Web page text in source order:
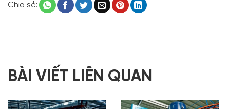
Chia sẻ:
BÀI VIẾT LIÊN QUAN